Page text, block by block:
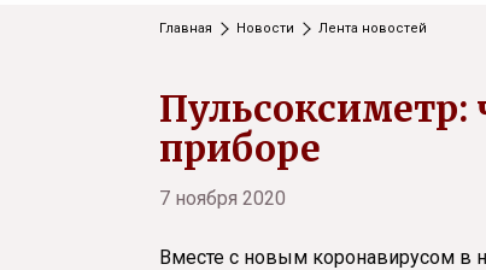
Главная Новости Лента новостей
Пульсоксиметр:
приборе
7 ноября 2020
Вместе с новым коронавирусом в